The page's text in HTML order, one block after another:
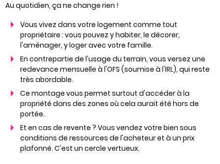
Au quotidien, ça ne change rien !
Vous vivez dans votre logement comme tout
propriétaire : vous pouvez y habiter, le décorer,
l'aménager, y loger avec votre famille.
En contrepartie de l'usage du terrain, vous versez une
redevance mensuelle à l'OFS (soumise à l'IRL), qui reste
très abordable.
Ce montage vous permet surtout d'accéder à la
propriété dans des zones où cela aurait été hors de
portée.
Et en cas de revente ? Vous vendez votre bien sous
conditions de ressources de l'acheteur et à un prix
plafonné. C'est un cercle vertueux.